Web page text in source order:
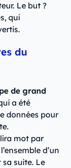
Le but ?
qui
du
de grand
a été
données pour
mot par
d’un
suite. Le